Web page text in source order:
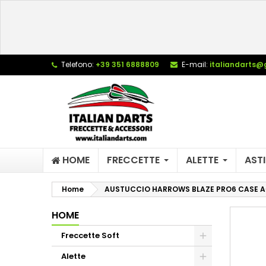
Telefono: +39 351 6888809 E-mail:
HOME FRECCETTE ALETTE
Home AUSTUCCIO HARROWS BLAZE PRO6 CASE
HOME
Freccette Soft
Alette
add_circle_outline